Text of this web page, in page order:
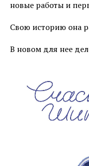
новые работы и
Свою историю она
В новом для нее